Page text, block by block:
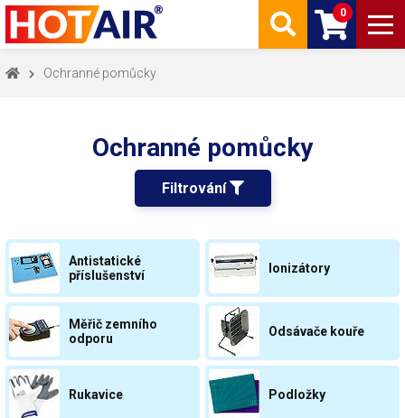
0
Ochranné pomůcky
Ochranné pomůcky
Filtrování
Antistatické
příslušenství
Ionizátory
Měřič zemního
odporu
Odsávače kouře
Rukavice Podložky